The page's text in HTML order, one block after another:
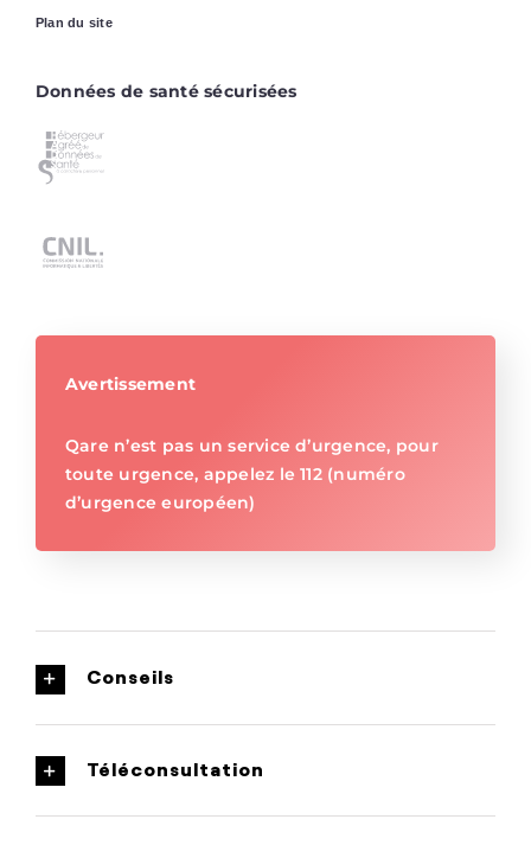
Plan du site
Données de santé sécurisées
Avertissement
Qare n’est pas un service d’urgence, pour
toute urgence, appelez le 112 (numéro
d’urgence européen)
Conseils
Téléconsultation